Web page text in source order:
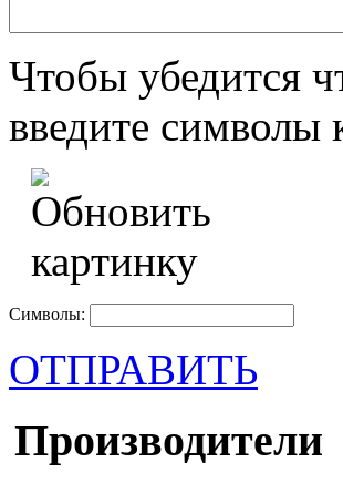
Чтобы убедится
введите символы
Символы:
ОТПРАВИТЬ
Производители